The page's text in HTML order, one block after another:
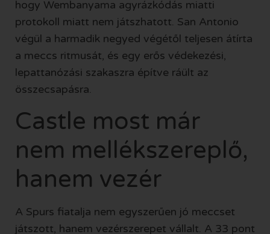
hogy Wembanyama agyrázkódás miatti
protokoll miatt nem játszhatott. San Antonio
végül a harmadik negyed végétől teljesen átírta
a meccs ritmusát, és egy erős védekezési,
lepattanózási szakaszra építve ráült az
összecsapásra.
Castle most már
nem mellékszereplő,
hanem vezér
A Spurs fiatalja nem egyszerűen jó meccset
játszott, hanem vezérszerepet vállalt. A 33 pont